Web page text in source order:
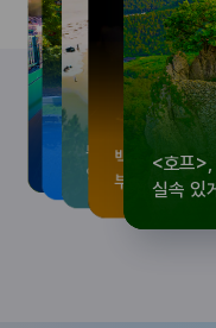
<호프>, <동궁> 여운 따라🎬
실속 있게 떠나는 해남 여행
로컬 감성 수집!
전국 로컬 기념품숍 3곳⭐
우리말이 더 재미있어지는
세종 한글 여행
숲길부터 천년 고찰까지!
마음에 쉼을 더하는 부안
뚜벅이 여행자 주목🚶
양양 1박 2일 코스
백제의 숨결을
부여에서 만나
<호프
실속 있